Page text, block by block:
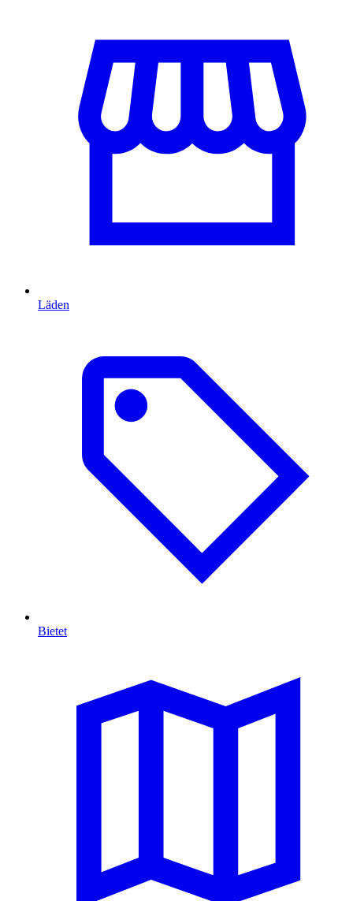
Läden
Bietet